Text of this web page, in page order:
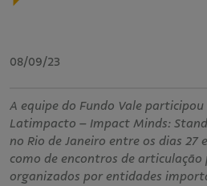
08/09/23
A equipe do Fundo Vale
Latimpacto – Impact Minds:
no Rio de Janeiro entre os dias 27
como de encontros de articulação
organizados por entidades